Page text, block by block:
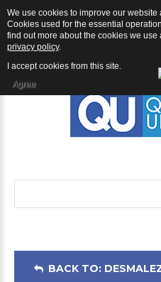
BACK TO:
We use cookies to improve our
Cookies used for the essential
find out more about the cookies we
privacy policy.
I accept cookies from this site.
Agree